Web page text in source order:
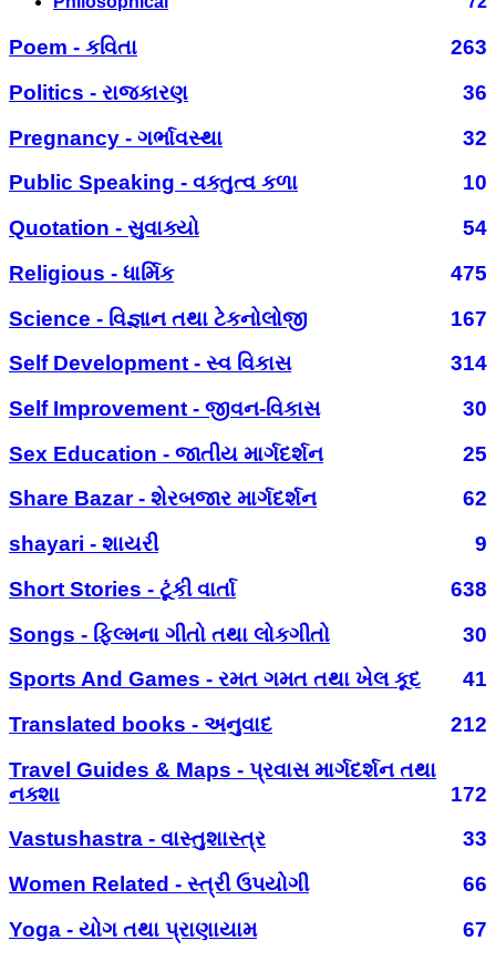
Poem - કવિતા
263
Politics - રાજકારણ
36
Pregnancy - ગર્ભાવસ્થા
32
Public Speaking - વક્તુત્વ કળા
10
Quotation - સુવાક્યો
54
Religious - ધાર્મિક
475
Science - વિજ્ઞાન તથા ટેકનોલોજી
167
Self Development - સ્વ વિકાસ
314
Self Improvement - જીવન-વિકાસ
30
Sex Education - જાતીય માર્ગદર્શન
25
Share Bazar - શેરબજાર માર્ગદર્શન
62
shayari - શાયરી
9
Short Stories - ટૂંકી વાર્તા
638
Songs - ફિલ્મના ગીતો તથા લોકગીતો
30
Sports And Games - રમત ગમત તથા ખેલ કૂદ
41
Translated books - અનુવાદ
212
Travel Guides & Maps - પ્રવાસ માર્ગદર્શન તથા
નક્શા
172
Vastushastra - વાસ્તુશાસ્ત્ર
33
Women Related - સ્ત્રી ઉપયોગી
66
Yoga - યોગ તથા પ્રાણાયામ
67